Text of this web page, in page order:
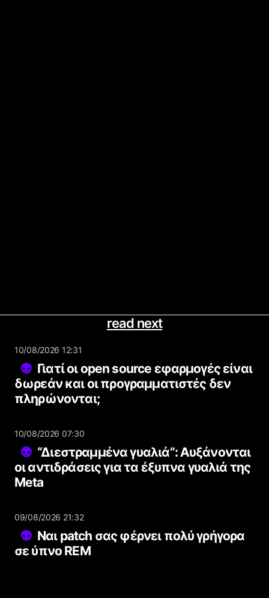
read next
10/08/2026 12:31
Γιατί οι open source εφαρμογές είναι
δωρεάν και οι προγραμματιστές δεν
πληρώνονται;
10/08/2026 07:30
“Διεστραμμένα γυαλιά”: Αυξάνονται
οι αντιδράσεις για τα έξυπνα γυαλιά της
Meta
09/08/2026 21:32
Ναι patch σας φέρνει πολύ γρήγορα
σε ύπνο REM